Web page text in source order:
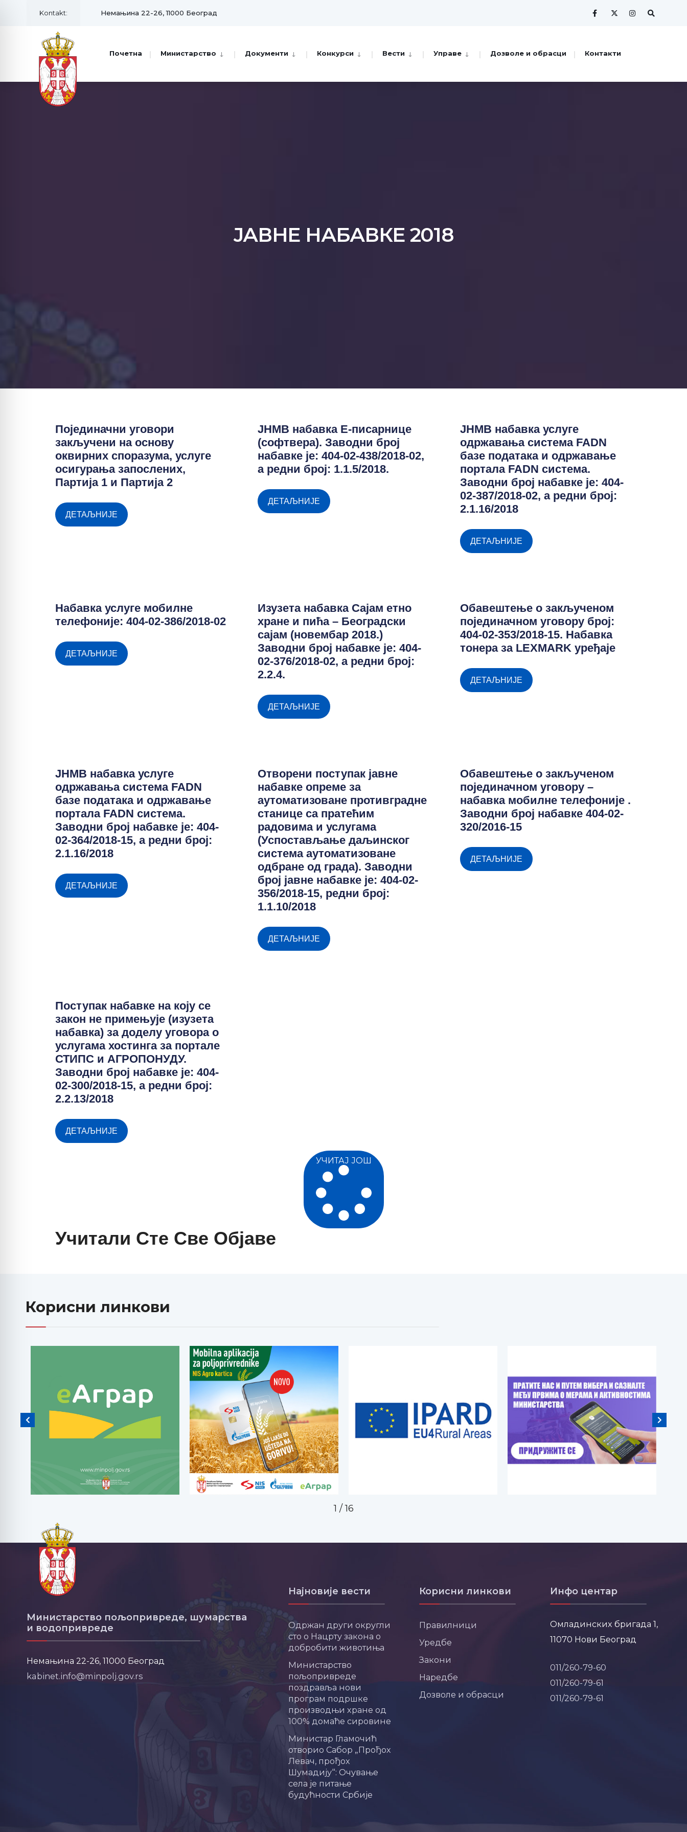
Kontakt: Немањина 22-26, 11000 Београд
Почетна Министарство Документи Конкурси Вести Управе Дозволе и обрасци Контакти
ЈАВНЕ НАБАВКЕ 2018
Појединачни уговори
закључени на основу
оквирних споразума, услуге
осигурања запослених,
Партија 1 и Партија 2
ДЕТАЉНИЈЕ
ЈНМВ набавка Е-писарнице
(софтвера). Заводни број
набавке је: 404-02-438/2018-02,
а редни број: 1.1.5/2018.
ДЕТАЉНИЈЕ
ЈНМВ набавка услуге
одржавања система FADN
базе података и одржавање
портала FADN система.
Заводни број набавке је: 404-
02-387/2018-02, а редни број:
2.1.16/2018
ДЕТАЉНИЈЕ
Набавка услуге мобилне
телефоније: 404-02-386/2018-02
ДЕТАЉНИЈЕ
Изузета набавка Сајам етно
хране и пића – Београдски
сајам (новембар 2018.)
Заводни број набавке је: 404-
02-376/2018-02, а редни број:
2.2.4.
ДЕТАЉНИЈЕ
Обавештење о закљученом
појединачном уговору број:
404-02-353/2018-15. Набавка
тонера за LEXMARK уређаје
ДЕТАЉНИЈЕ
ЈНМВ набавка услуге
одржавања система FADN
базе података и одржавање
портала FADN система.
Заводни број набавке је: 404-
02-364/2018-15, а редни број:
2.1.16/2018
ДЕТАЉНИЈЕ
Отворени поступак јавне
набавке опреме за
аутоматизоване противградне
станице са пратећим
радовима и услугама
(Успостављање даљинског
система аутоматизоване
одбране од града). Заводни
број јавне набавке је: 404-02-
356/2018-15, редни број:
1.1.10/2018
ДЕТАЉНИЈЕ
Обавештење о закљученом
појединачном уговору –
набавка мобилне телефоније .
Заводни број набавке 404-02-
320/2016-15
ДЕТАЉНИЈЕ
Поступак набавке на коју се
закон не примењује (изузета
набавка) за доделу уговора о
услугама хостинга за портале
СТИПС и АГРОПОНУДУ.
Заводни број набавке је: 404-
02-300/2018-15, а редни број:
2.2.13/2018
ДЕТАЉНИЈЕ
УЧИТАЈ ЈОШ
Учитали Сте Све Објаве
Корисни линкови
2 / 16
Министарство пољопривреде, шумарства
и водопривреде
Немањина 22-26, 11000 Београд
kabinet.info@minpolj.gov.rs
Најновије вести
Одржан други округли
сто о Нацрту закона о
добробити животиња
Министарство
пољопривреде
поздравља нови
програм подршке
производњи хране од
100% домаће сировине
Министар Гламочић
отворио Сабор „Прођох
Левач, прођох
Шумадију“: Очување
села је питање
будућности Србије
Корисни линкови
Правилници
Уредбе
Закони
Наредбе
Дозволе и обрасци
Инфо центар
Омладинских бригада 1,
11070 Нови Београд
011/260-79-60
011/260-79-61
011/260-79-61